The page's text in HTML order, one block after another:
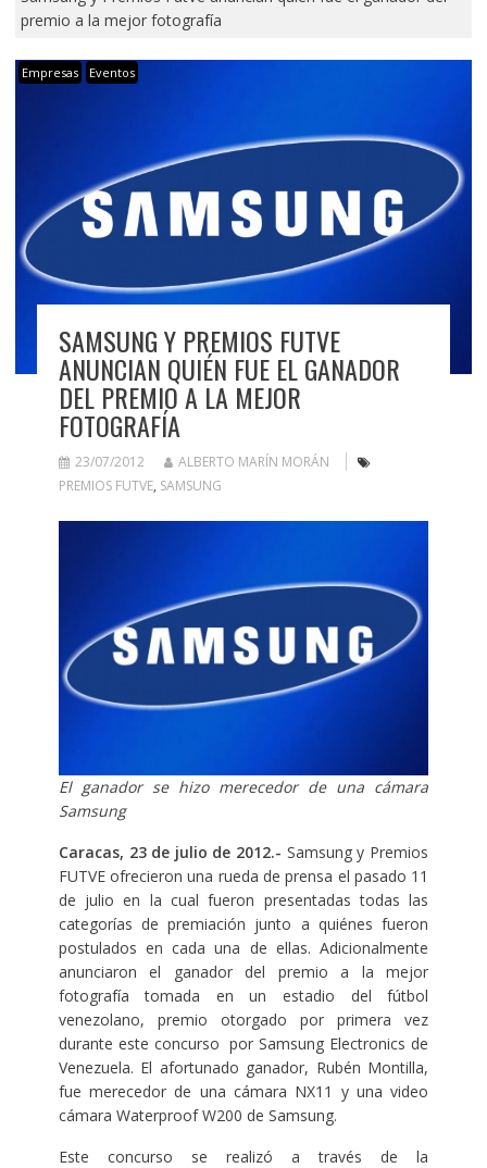
premio a la mejor fotografía
Empresas Eventos
SAMSUNG Y PREMIOS FUTVE
ANUNCIAN QUIÉN FUE EL GANADOR
DEL PREMIO A LA MEJOR
FOTOGRAFÍA
23/07/2012
ALBERTO MARÍN MORÁN
PREMIOS FUTVE, SAMSUNG
El ganador se hizo merecedor de una cámara
Samsung
Caracas, 23 de julio de 2012.- Samsung y Premios
FUTVE ofrecieron una rueda de prensa el pasado 11
de julio en la cual fueron presentadas todas las
categorías de premiación junto a quiénes fueron
postulados en cada una de ellas. Adicionalmente
anunciaron el ganador del premio a la mejor
fotografía tomada en un estadio del fútbol
venezolano, premio otorgado por primera vez
durante este concurso por Samsung Electronics de
Venezuela. El afortunado ganador, Rubén Montilla,
fue merecedor de una cámara NX11 y una video
cámara Waterproof W200 de Samsung.
Este concurso se realizó a través de la